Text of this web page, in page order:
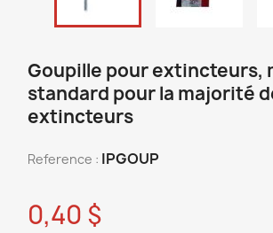
Goupille pour extincteurs,
standard pour la majorité
extincteurs
Reference : IPGOUP
0,40 $